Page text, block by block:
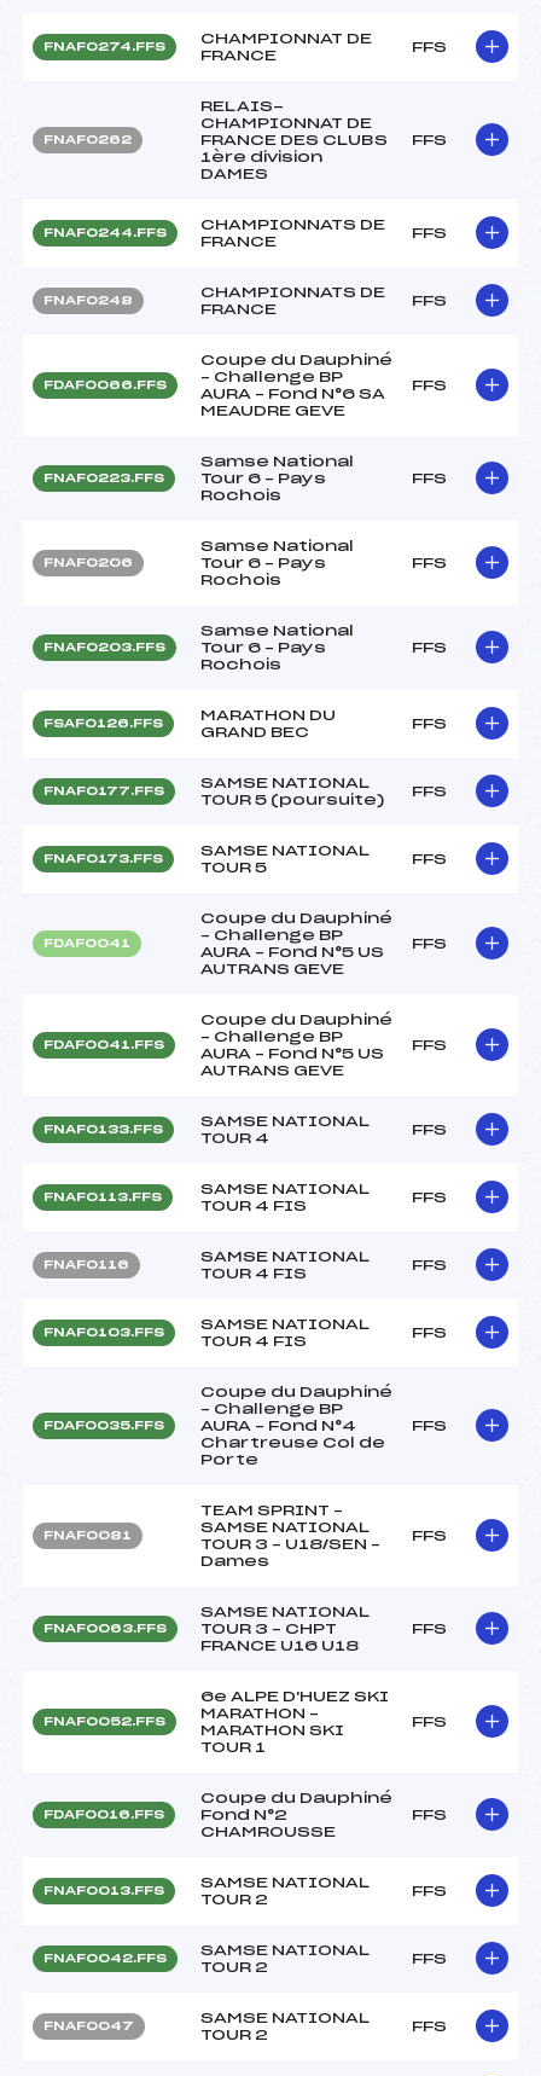
FNAF0274.FFS
CHAMPIONNAT DE
FRANCE
FFS
FNAF0262
RELAIS-
CHAMPIONNAT DE
FRANCE DES CLUBS
1ère division
DAMES
FFS
FNAF0244.FFS
CHAMPIONNATS DE
FRANCE
FFS
FNAF0248
CHAMPIONNATS DE
FRANCE
FFS
FDAF0066.FFS
Coupe du Dauphiné
– Challenge BP
AURA – Fond N°6 SA
MEAUDRE GEVE
FFS
FNAF0223.FFS
Samse National
Tour 6 – Pays
Rochois
FFS
FNAF0206
Samse National
Tour 6 – Pays
Rochois
FFS
FNAF0203.FFS
Samse National
Tour 6 – Pays
Rochois
FFS
FSAF0126.FFS
MARATHON DU
GRAND BEC
FFS
FNAF0177.FFS
SAMSE NATIONAL
TOUR 5 (poursuite)
FFS
FNAF0173.FFS
SAMSE NATIONAL
TOUR 5
FFS
FDAF0041
Coupe du Dauphiné
– Challenge BP
AURA – Fond N°5 US
AUTRANS GEVE
FFS
FDAF0041.FFS
Coupe du Dauphiné
– Challenge BP
AURA – Fond N°5 US
AUTRANS GEVE
FFS
FNAF0133.FFS
SAMSE NATIONAL
TOUR 4
FFS
FNAF0113.FFS
SAMSE NATIONAL
TOUR 4 FIS
FFS
FNAF0116
SAMSE NATIONAL
TOUR 4 FIS
FFS
FNAF0103.FFS
SAMSE NATIONAL
TOUR 4 FIS
FFS
FDAF0035.FFS
Coupe du Dauphiné
– Challenge BP
AURA – Fond N°4
Chartreuse Col de
Porte
FFS
FNAF0081
TEAM SPRINT –
SAMSE NATIONAL
TOUR 3 – U18/SEN –
Dames
FFS
FNAF0063.FFS
SAMSE NATIONAL
TOUR 3 – CHPT
FRANCE U16 U18
FFS
FNAF0052.FFS
6e ALPE D'HUEZ SKI
MARATHON –
MARATHON SKI
TOUR 1
FFS
FDAF0016.FFS
Coupe du Dauphiné
Fond N°2
CHAMROUSSE
FFS
FNAF0013.FFS
SAMSE NATIONAL
TOUR 2
FFS
FNAF0042.FFS
SAMSE NATIONAL
TOUR 2
FFS
FNAF0047
SAMSE NATIONAL
TOUR 2
FFS